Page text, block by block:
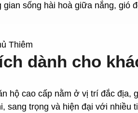
sống hài hoà giữa nắng, gió
dành cho
hộ cao cấp nằm ở vị trí đắc địa,
sang trọng và hiện đại với nhiều